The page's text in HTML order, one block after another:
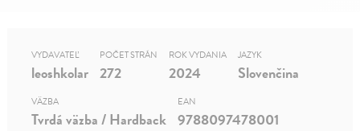
VYDAVATEĽ
leoshkolar
POČET STRÁN
272
ROK VYDANIA
2024
JAZYK
Slovenčina
VÄZBA
Tvrdá väzba / Hardback
EAN
9788097478001